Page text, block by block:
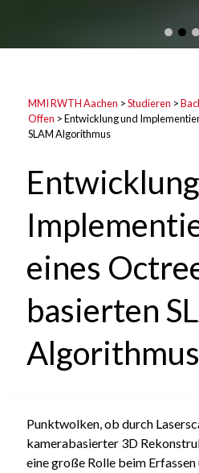
MMI RWTH Aachen >Studieren >
Offen >Entwicklung und
SLAM Algorithmus
eines
basierten
Algorithmus
Punktwolken, ob durch
kamerabasierter 3D
eine große Rolle beim